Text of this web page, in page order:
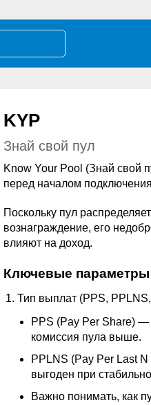
KYP
Знай свой пул
Know Your Pool (Знай свой
перед началом
Поскольку пул
вознаграждение, его
влияют на доход.
Ключевые параметры
Тип выплат (PPS,
PPS (Pay Per Share)
комиссия пула выше.
PPLNS (Pay Per Last
выгоден при
Важно понимать, как